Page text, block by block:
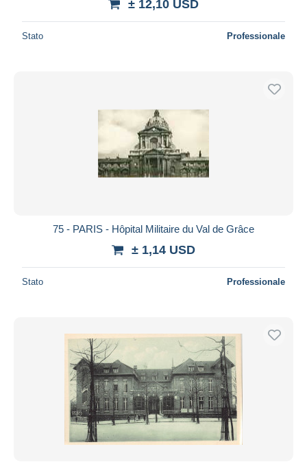
± 12,10 USD
Stato Professionale
75 - PARIS - Hôpital Militaire du Val de Grâce
± 1,14 USD
Stato Professionale